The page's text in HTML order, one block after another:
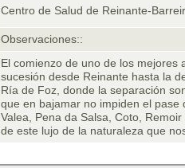
Centro de Salud de Reinante-
Observaciones::
El comienzo de uno de los mejores
sucesión desde Reinante hasta la
Ría de Foz, donde la separación
que en bajamar no impiden el
Valea, Pena da Salsa, Coto,
de este lujo de la naturaleza que